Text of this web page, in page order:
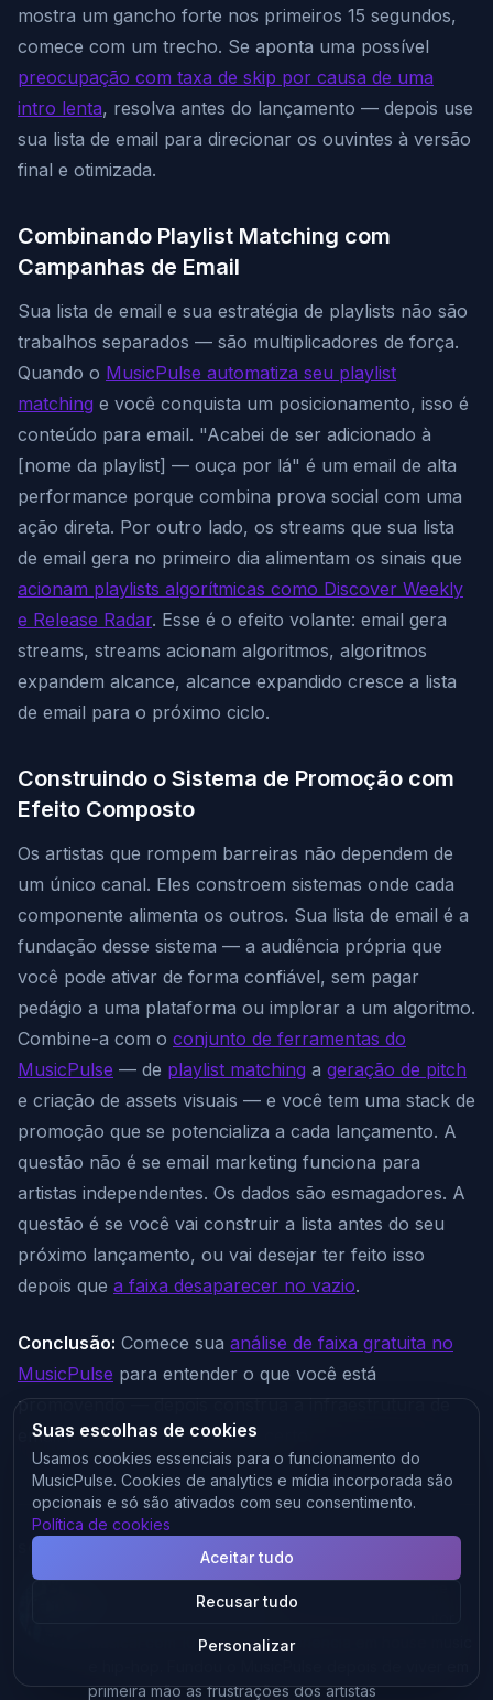
mostra um gancho forte nos primeiros 15 segundos,
comece com um trecho. Se aponta uma possível
preocupação com taxa de skip por causa de uma
intro lenta, resolva antes do lançamento — depois use
sua lista de email para direcionar os ouvintes à versão
final e otimizada.
Combinando Playlist Matching com
Campanhas de Email
Sua lista de email e sua estratégia de playlists não são
trabalhos separados — são multiplicadores de força.
Quando o MusicPulse automatiza seu playlist
matching e você conquista um posicionamento, isso é
conteúdo para email. "Acabei de ser adicionado à
[nome da playlist] — ouça por lá" é um email de alta
performance porque combina prova social com uma
ação direta. Por outro lado, os streams que sua lista
de email gera no primeiro dia alimentam os sinais que
acionam playlists algorítmicas como Discover Weekly
e Release Radar. Esse é o efeito volante: email gera
streams, streams acionam algoritmos, algoritmos
expandem alcance, alcance expandido cresce a lista
de email para o próximo ciclo.
Construindo o Sistema de Promoção com
Efeito Composto
Os artistas que rompem barreiras não dependem de
um único canal. Eles constroem sistemas onde cada
componente alimenta os outros. Sua lista de email é a
fundação desse sistema — a audiência própria que
você pode ativar de forma confiável, sem pagar
pedágio a uma plataforma ou implorar a um algoritmo.
Combine-a com o conjunto de ferramentas do
MusicPulse — de playlist matching a geração de pitch
e criação de assets visuais — e você tem uma stack de
promoção que se potencializa a cada lançamento. A
questão não é se email marketing funciona para
artistas independentes. Os dados são esmagadores. A
questão é se você vai construir a lista antes do seu
próximo lançamento, ou vai desejar ter feito isso
depois que a faixa desaparecer no vazio.
Conclusão: Comece sua análise de faixa gratuita no
MusicPulse para entender o que você está
promovendo — depois construa a infraestrutura de
email para promover do jeito certo.
musical com 10 anos de experiência em house music
primeira mão as frustrações dos artistas
Suas escolhas de cookies
Usamos cookies essenciais para o funcionamento do
MusicPulse. Cookies de analytics e mídia incorporada são
opcionais e só são ativados com seu consentimento.
Política de cookies
Personalizar
Recusar tudo
Aceitar tudo